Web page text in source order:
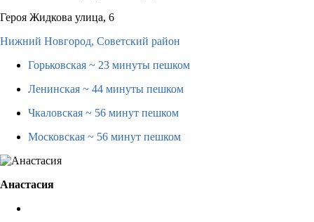
Героя Жидкова улица, 6
Нижний Новгород, Советский район
Горьковская ~ 23 минуты пешком
Ленинская ~ 44 минуты пешком
Чкаловская ~ 56 минут пешком
Московская ~ 56 минут пешком
Анастасия